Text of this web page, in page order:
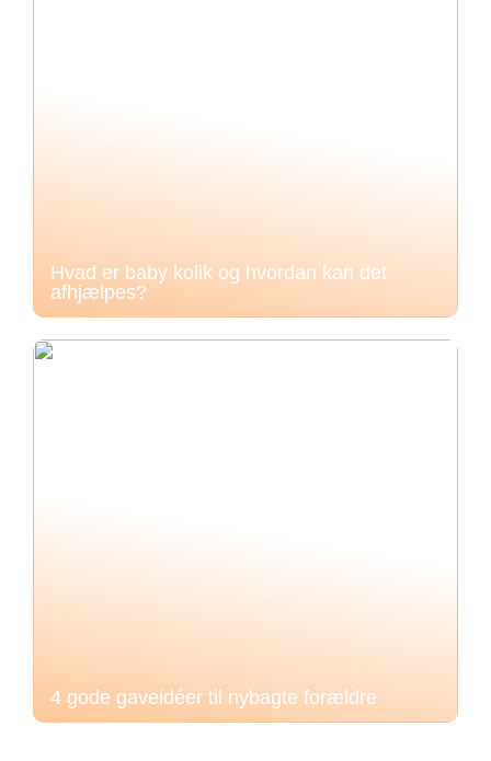
Hvad er baby kolik og hvordan kan det
afhjælpes?
4 gode gaveidéer til nybagte forældre